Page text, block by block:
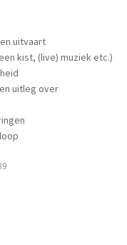
uitvaart
kist, (live) muziek etc.)
uitleg over